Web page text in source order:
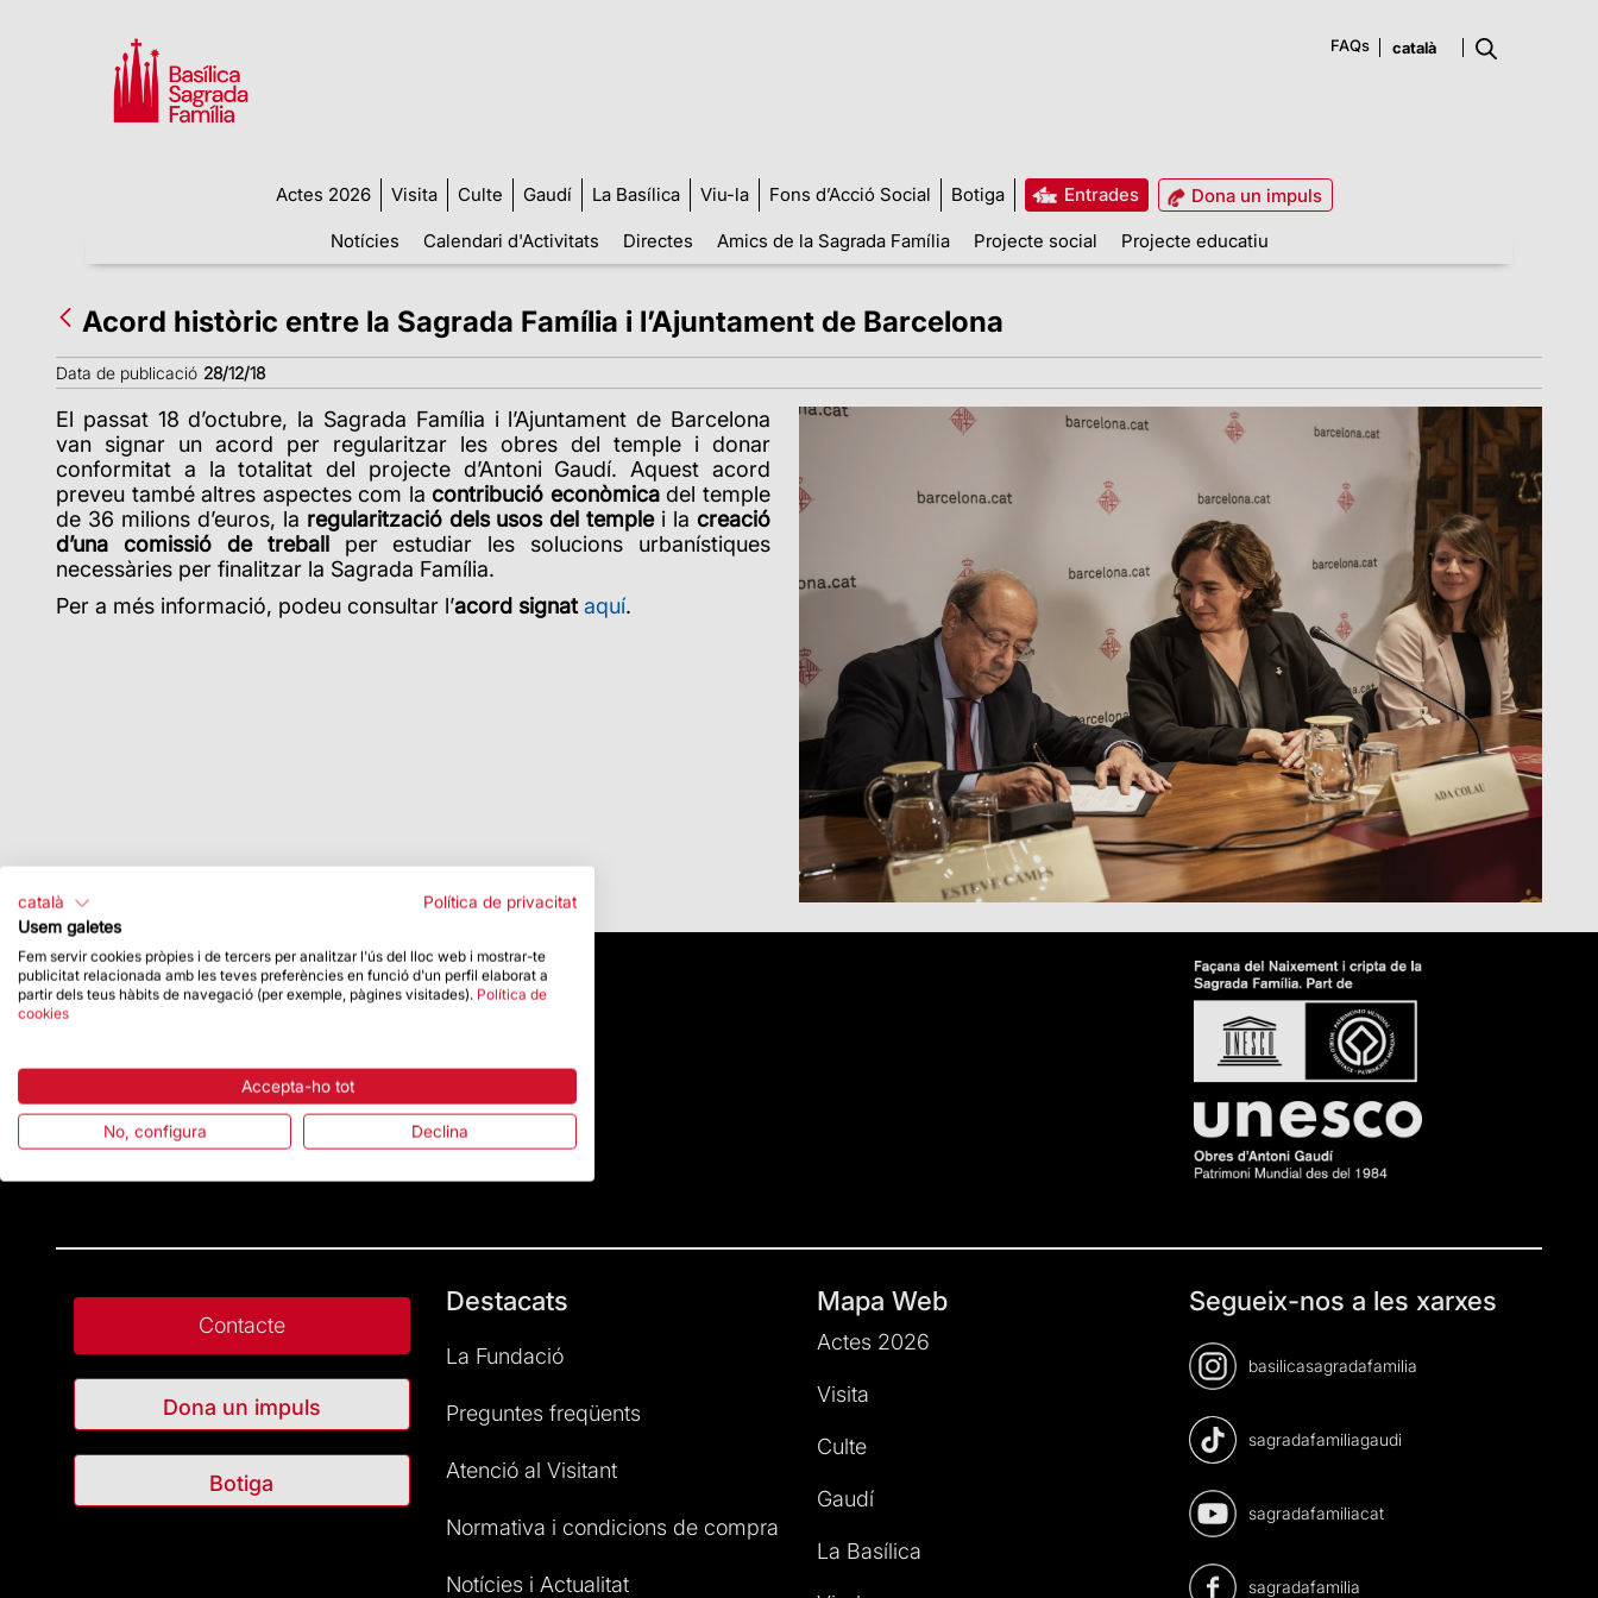
FAQs
Actes 2026 Visita Culte Gaudí La Basílica Viu-la Fons d’Acció Social Botiga Entrades
Dona un impuls
Notícies
Calendari d'Activitats Directes Amics de la Sagrada Família Projecte social Projecte educatiu
Acord històric entre la Sagrada Família i l’Ajuntament de Barcelona
Data de publicació 28/12/18
El passat 18 d’octubre, la Sagrada Família i l’Ajuntament de Barcelona
van signar un acord per regularitzar les obres del temple i donar
conformitat a la totalitat del projecte d’Antoni Gaudí. Aquest acord
preveu també altres aspectes com lacontribució econòmicadel temple
de 36 milions d’euros, la regularització dels usos del templei lacreació
d’una comissió de treball per estudiar les solucions urbanístiques
necessàries per finalitzar la Sagrada Família.
Per a més informació, podeu consultar l’acord signat aquí.
Contacte
Dona un impuls
Botiga
Destacats
La Fundació
Preguntes freqüents
Atenció al Visitant
Normativa i condicions de compra
Notícies i Actualitat
Mapa Web
Actes 2026
Visita
Culte
Gaudí
La Basílica
Segueix-nos a les xarxes
basilicasagradafamilia
sagradafamiliagaudi
sagradafamiliacat
sagradafamilia
català
Política de privacitat
Usem galetes
Fem servir cookies pròpies i de tercers per analitzar l'ús del lloc web i mostrar-te
publicitat relacionada amb les teves preferències en funció d'un perfil elaborat a
partir dels teus hàbits de navegació (per exemple, pàgines visitades). Política de
cookies
Accepta-ho tot
No, configura Declina